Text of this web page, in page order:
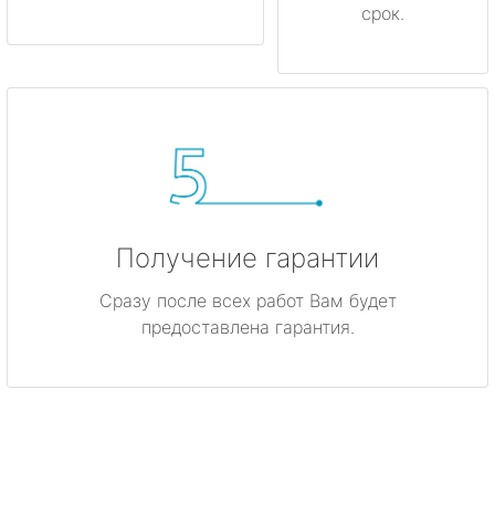
срок.
Получение гарантии
Сразу после всех работ Вам будет
предоставлена гарантия.